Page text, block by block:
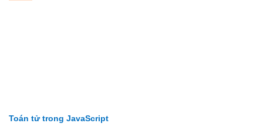
Toán tử trong JavaScript